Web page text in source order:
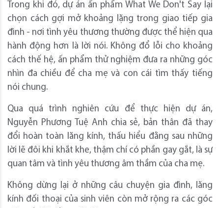
Trong khi đó, dự án ấn phẩm What We Don't Say lại
chọn cách gợi mở khoảng lặng trong giao tiếp gia
đình - nơi tình yêu thương thường được thể hiện qua
hành động hơn là lời nói. Không đổ lỗi cho khoảng
cách thế hệ, ấn phẩm thử nghiệm đưa ra những góc
nhìn đa chiều để cha mẹ và con cái tìm thấy tiếng
nói chung.
Qua quá trình nghiên cứu để thực hiện dự án,
Nguyễn Phương Tuệ Anh chia sẻ, bản thân đã thay
đổi hoàn toàn lăng kính, thấu hiểu đằng sau những
lời lẽ đôi khi khắt khe, thậm chí có phần gay gắt, là sự
quan tâm và tình yêu thương âm thầm của cha mẹ.
Không dừng lại ở những câu chuyện gia đình, lăng
kính đối thoại của sinh viên còn mở rộng ra các góc